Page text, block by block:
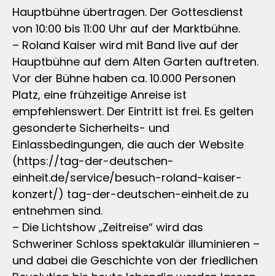
Hauptbühne übertragen. Der Gottesdienst
von 10:00 bis 11:00 Uhr auf der Marktbühne.
– Roland Kaiser wird mit Band live auf der
Hauptbühne auf dem Alten Garten auftreten.
Vor der Bühne haben ca. 10.000 Personen
Platz, eine frühzeitige Anreise ist
empfehlenswert. Der Eintritt ist frei. Es gelten
gesonderte Sicherheits- und
Einlassbedingungen, die auch der Website
(https://tag-der-deutschen-
einheit.de/service/besuch-roland-kaiser-
konzert/) tag-der-deutschen-einheit.de zu
entnehmen sind.
– Die Lichtshow „Zeitreise“ wird das
Schweriner Schloss spektakulär illuminieren –
und dabei die Geschichte von der friedlichen